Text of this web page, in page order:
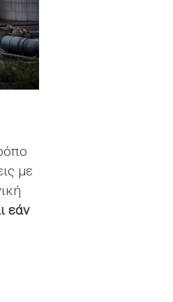
με
εάν